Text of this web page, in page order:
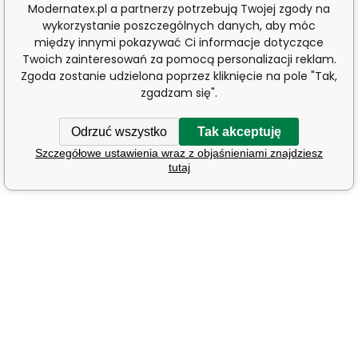
Modernatex.pl a partnerzy potrzebują Twojej zgody na
wykorzystanie poszczególnych danych, aby móc
między innymi pokazywać Ci informacje dotyczące
Twoich zainteresowań za pomocą personalizacji reklam.
Zgoda zostanie udzielona poprzez kliknięcie na pole "Tak,
zgadzam się".
Odrzuć wszystko Tak akceptuję
Szczegółowe ustawienia wraz z objaśnieniami znajdziesz
tutaj